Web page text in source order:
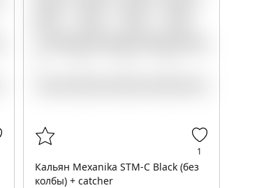
1
Кальян Mexanika STM-C Black (без
колбы) + catcher